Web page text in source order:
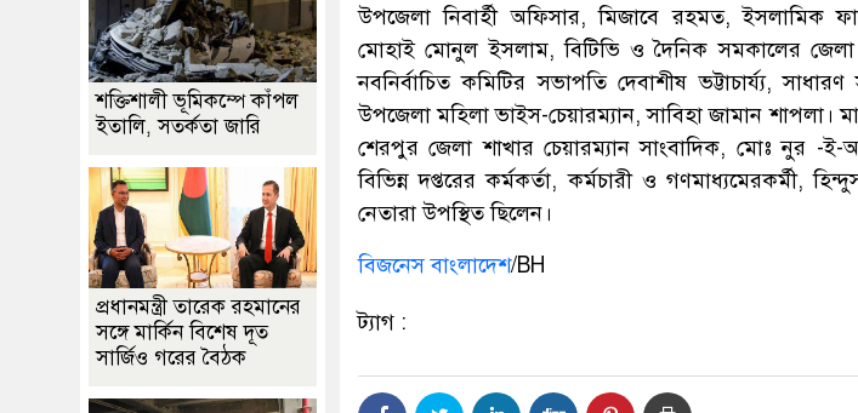
উপজেলা নিবার্হী অফিসার, মিজাবে রহমত, ইসলামিক
মোহাই মোনুল ইসলাম, বিটিভি ও দৈনিক সমকালের জেলা
নবনির্বাচিত কমিটির সভাপতি দেবাশীষ ভট্টাচার্য্য,
উপজেলা মহিলা ভাইস-চেয়ারম্যান, সাবিহা জামান শাপলা।
শেরপুর জেলা শাখার চেয়ারম্যান সাংবাদিক, মোঃ নুর -
বিভিন্ন দপ্তরের কর্মকর্তা, কর্মচারী ও গণমাধ্যমেরকর্মী,
নেতারা উপস্থিত ছিলেন।
বিজনেস বাংলাদেশ/BH
ট্যাগ :
শক্তিশালী ভূমিকম্পে কাঁপল
ইতালি, সতর্কতা জারি
প্রধানমন্ত্রী তারেক রহমানের
সঙ্গে মার্কিন বিশেষ দূত
সার্জিও গরের বৈঠক